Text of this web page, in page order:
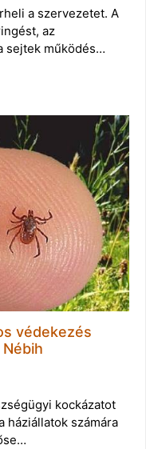
a szervezetet. A
az
sejtek működés…
védekezés
kockázatot
háziállatok számára